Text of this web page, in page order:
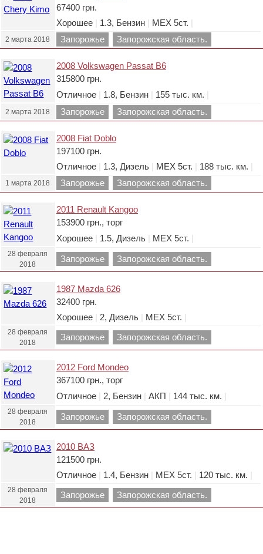
67400 грн.
Хорошее
1.3, Бензин МЕХ 5ст.
2 марта 2018 Запорожье Запорожская область.
2008 Volkswagen Passat B6
315800 грн.
Отличное
1.8, Бензин 155 тыс. км.
2 марта 2018 Запорожье Запорожская область.
2008 Fiat Doblo
197100 грн.
Отличное
1.3, Дизель МЕХ 5ст. 188 тыс. км.
1 марта 2018 Запорожье Запорожская область.
2011 Renault Kangoo
153900 грн., торг
Хорошее
1.5, Дизель МЕХ 5ст.
28 февраля
2018
Запорожье Запорожская область.
1987 Mazda 626
32400 грн.
Хорошее
2, Дизель МЕХ 5ст.
28 февраля
2018
Запорожье Запорожская область.
2012 Ford Mondeo
367100 грн., торг
Отличное
2, Бензин АКП 144 тыс. км.
28 февраля
2018
Запорожье Запорожская область.
2010 ВАЗ
121500 грн.
Отличное
1.4, Бензин МЕХ 5ст. 120 тыс. км.
28 февраля
2018
Запорожье Запорожская область.